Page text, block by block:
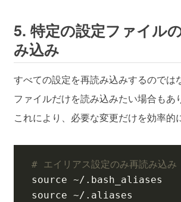
5. 特定の設定ファイル
み込み
すべての設定を再読み込みするのでは
ファイルだけを読み込みたい場合もあ
これにより、必要な変更だけを効率的
# エイリアス設定のみ再読み込み
source
source